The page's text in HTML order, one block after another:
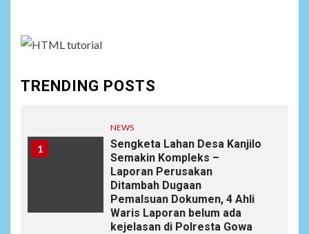
TRENDING POSTS
1
NEWS
Sengketa Lahan Desa Kanjilo
Semakin Kompleks –
Laporan Perusakan
Ditambah Dugaan
Pemalsuan Dokumen, 4 Ahli
Waris Laporan belum ada
kejelasan di Polresta Gowa